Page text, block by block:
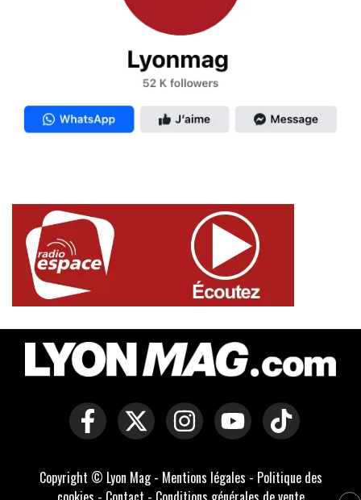
Copyright © Lyon Mag - Mentions légales - Politique des